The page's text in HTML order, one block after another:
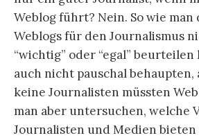
Weblog führt? Nein. So wie man
Weblogs für den Journalismus
“wichtig” oder “egal” beurteilen
auch nicht pauschal behaupten,
keine Journalisten müssten
man aber untersuchen, welche
Journalisten und Medien bieten